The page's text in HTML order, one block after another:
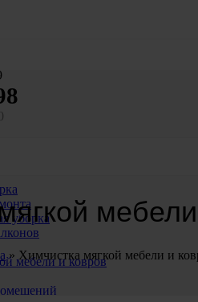
уборка
мебели и ковров
» Химчистка мягкой мебели и